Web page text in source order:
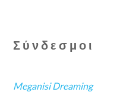
Σύνδεσμοι
Meganisi Dreaming